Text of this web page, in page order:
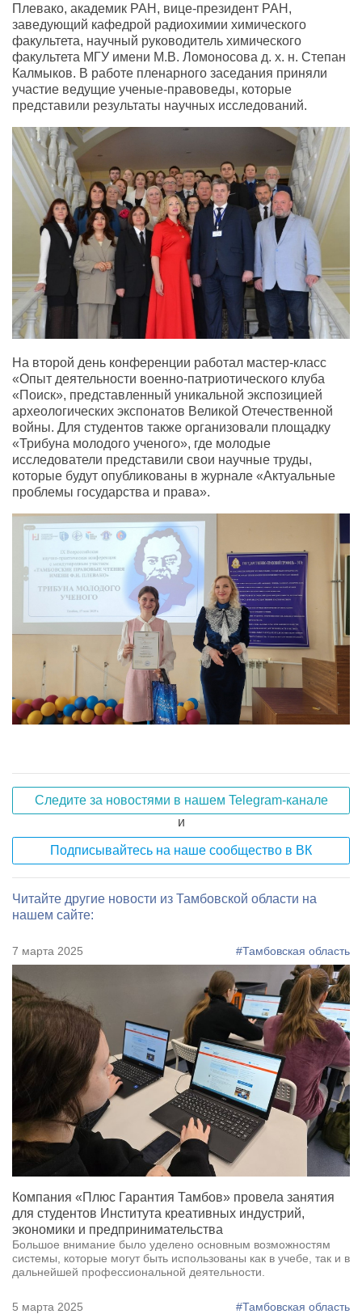
Плевако, академик РАН, вице-президент РАН,
заведующий кафедрой радиохимии химического
факультета, научный руководитель химического
факультета МГУ имени М.В. Ломоносова д. х. н. Степан
Калмыков. В работе пленарного заседания приняли
участие ведущие ученые-правоведы, которые
представили результаты научных исследований.
На второй день конференции работал мастер-класс
«Опыт деятельности военно-патриотического клуба
«Поиск», представленный уникальной экспозицией
археологических экспонатов Великой Отечественной
войны. Для студентов также организовали площадку
«Трибуна молодого ученого», где молодые
исследователи представили свои научные труды,
которые будут опубликованы в журнале «Актуальные
проблемы государства и права».
Следите за новостями в нашем Telegram-канале
и
Подписывайтесь на наше сообщество в ВК
Читайте другие новости из Тамбовской области на
нашем сайте:
7 марта 2025 #Тамбовская область
Компания «Плюс Гарантия Тамбов» провела занятия
для студентов Института креативных индустрий,
экономики и предпринимательства
Большое внимание было уделено основным возможностям
системы, которые могут быть использованы как в учебе, так и в
дальнейшей профессиональной деятельности.
5 марта 2025 #Тамбовская область